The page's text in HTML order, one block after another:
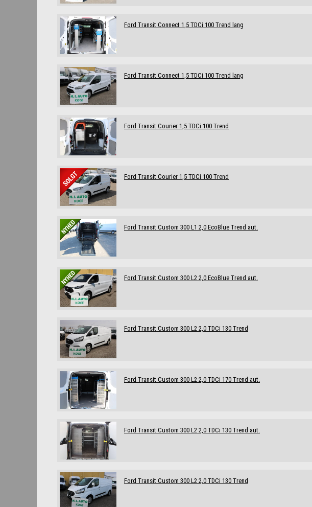
Ford Transit Connect 1,5 TDCi 100 Trend lang
Ford Transit Connect 1,5 TDCi 100 Trend lang
Ford Transit Courier 1,5 TDCi 100 Trend
Ford Transit Courier 1,5 TDCi 100 Trend
Ford Transit Custom 300 L1 2,0 EcoBlue Trend aut.
Ford Transit Custom 300 L2 2,0 EcoBlue Trend aut.
Ford Transit Custom 300 L2 2,0 TDCi 130 Trend
Ford Transit Custom 300 L2 2,0 TDCi 170 Trend aut.
Ford Transit Custom 300 L2 2,0 TDCi 130 Trend aut.
Ford Transit Custom 300 L2 2,0 TDCi 130 Trend